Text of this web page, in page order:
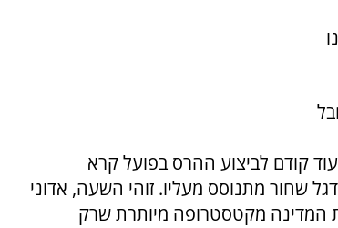
קודם לביצוע ההרס בפועל קרא
שחור מתנוסס מעליו. זוהי השעה, אדוני
המדינה מקטסטרופה מיותרת שרק